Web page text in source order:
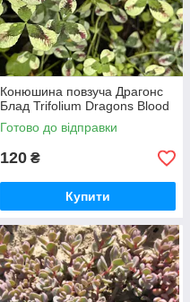
Конюшина повзуча Драгонс
Блад Trifolium Dragons Blood
Готово до відправки
120 ₴
Купити